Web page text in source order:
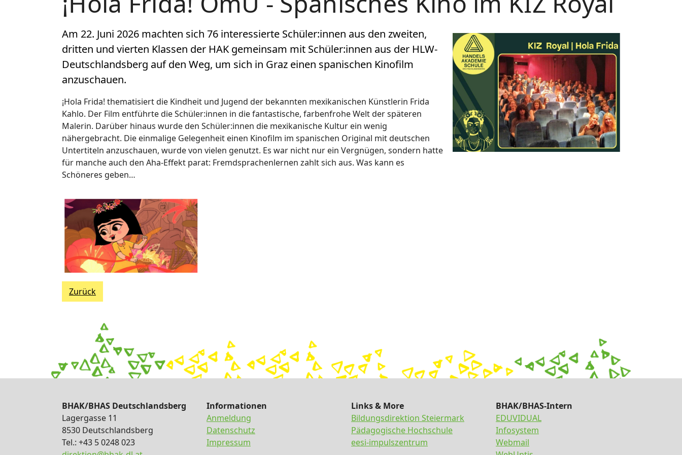
Am 22. Juni 2026 machten sich 76 interessierte Schüler:innen aus den zweiten,
dritten und vierten Klassen der HAK gemeinsam mit Schüler:innen aus der HLW-
Deutschlandsberg auf den Weg, um sich in Graz einen spanischen Kinofilm
anzuschauen.
¡Hola Frida! thematisiert die Kindheit und Jugend der bekannten mexikanischen Künstlerin Frida
Kahlo. Der Film entführte die Schüler:innen in die fantastische, farbenfrohe Welt der späteren
Malerin. Darüber hinaus wurde den Schüler:innen die mexikanische Kultur ein wenig
nähergebracht. Die einmalige Gelegenheit einen Kinofilm im spanischen Original mit deutschen
Untertiteln anzuschauen, wurde von vielen genutzt. Es war nicht nur ein Vergnügen, sondern hatte
für manche auch den Aha-Effekt parat: Fremdsprachenlernen zahlt sich aus. Was kann es
Schöneres geben…
Zurück
BHAK/BHAS Deutschlandsberg
Lagergasse 11
8530 Deutschlandsberg
Tel.: +43 5 0248 023
Informationen
Anmeldung
Datenschutz
Impressum
Links & More
Bildungsdirektion Steiermark
Pädagogische Hochschule
eesi-impulszentrum
BHAK/BHAS-Intern
EDUVIDUAL
Infosystem
Webmail